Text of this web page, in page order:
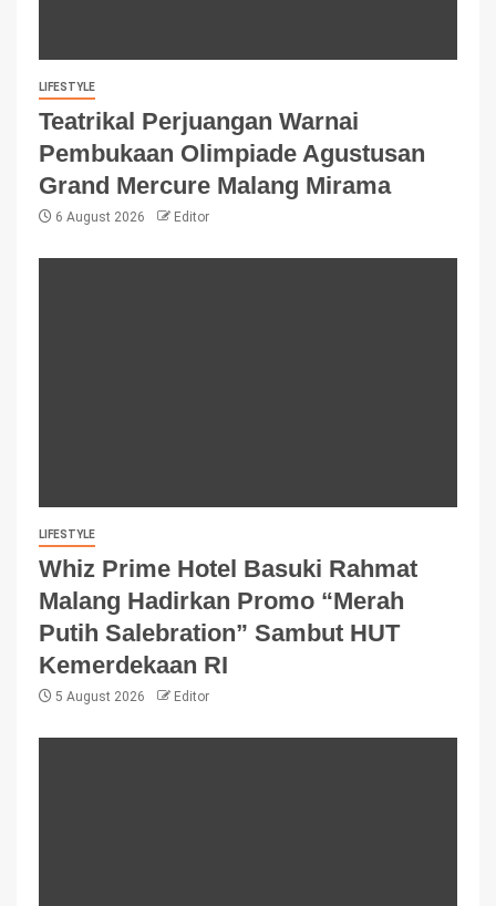
LIFESTYLE
Teatrikal Perjuangan Warnai
Pembukaan Olimpiade Agustusan
Grand Mercure Malang Mirama
6 August 2026 Editor
LIFESTYLE
Whiz Prime Hotel Basuki Rahmat
Malang Hadirkan Promo “Merah
Putih Salebration” Sambut HUT
Kemerdekaan RI
5 August 2026 Editor